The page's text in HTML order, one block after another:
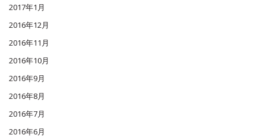
2017年1月
2016年12月
2016年11月
2016年10月
2016年9月
2016年8月
2016年7月
2016年6月